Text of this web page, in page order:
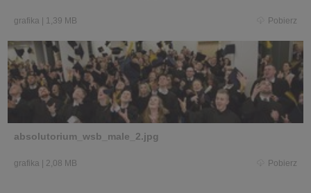
grafika 1,39 MB Pobierz
absolutorium_wsb_male_2.jpg
grafika 2,08 MB Pobierz